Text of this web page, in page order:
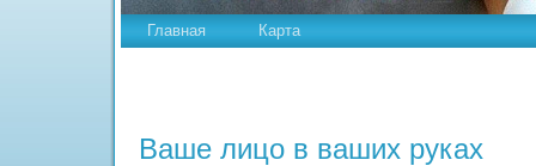
Главная Карта
Ваше лицо в ваших руках